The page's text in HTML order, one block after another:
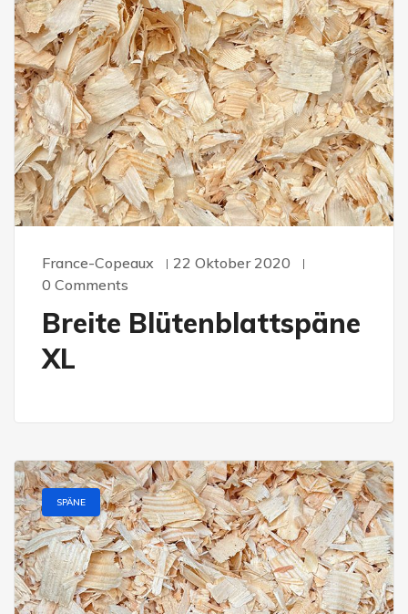
France-Copeaux
22 Oktober 2020
0 Comments
Breite Blütenblattspäne
XL
SPÄNE